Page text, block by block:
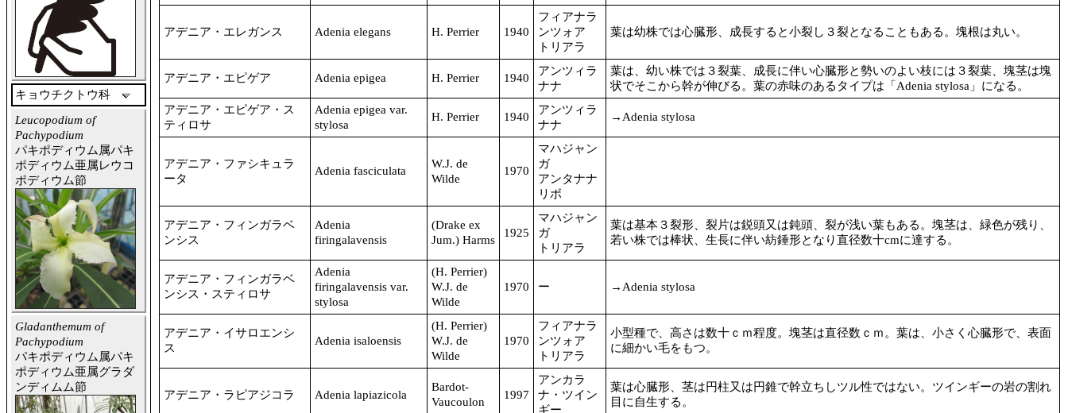
キョウチクトウ科
Leucopodium of
Pachypodium
パキポディウム属パキ
ポディウム亜属レウコ
ポディウム節
Gladanthemum of
Pachypodium
パキポディウム属パキ
ポディウム亜属グラダ
ンディムム節
アデニア・エレガンス Adenia elegans H. Perrier 1940
フィアナラ
ンツォア
トリアラ
葉は幼株では心臓形、成長すると小裂し３裂となることもある。塊根は丸い。
アデニア・エピゲア Adenia epigea H. Perrier 1940
アンツィラ
ナナ
葉は、幼い株では３裂葉、成長に伴い心臓形と勢いのよい枝には３裂葉、塊茎は塊
状でそこから幹が伸びる。葉の赤味のあるタイプは「Adenia stylosa」になる。
アデニア・エピゲア・ス
ティロサ
Adenia epigea var.
stylosa
H. Perrier 1940
アンツィラ
ナナ
→Adenia stylosa
アデニア・ファシキュラ
ータ
Adenia fasciculata
W.J. de
Wilde
1970
マハジャン
ガ
アンタナナ
リボ
アデニア・フィンガラベ
ンシス
Adenia
firingalavensis
(Drake ex
Jum.) Harms
1925
マハジャン
ガ
トリアラ
葉は基本３裂形、裂片は鋭頭又は鈍頭、裂が浅い葉もある。塊茎は、緑色が残り、
若い株では棒状、生長に伴い紡錘形となり直径数十cmに達する。
アデニア・フィンガラベ
ンシス・スティロサ
Adenia
firingalavensis var.
stylosa
(H. Perrier)
W.J. de
Wilde
1970 ー →Adenia stylosa
アデニア・イサロエンシ
ス
Adenia isaloensis
(H. Perrier)
W.J. de
Wilde
1970
フィアナラ
ンツォア
トリアラ
小型種で、高さは数十ｃｍ程度。塊茎は直径数ｃｍ。葉は、小さく心臓形で、表面
に細かい毛をもつ。
アデニア・ラピアジコラ Adenia lapiazicola
Bardot-
Vaucoulon
1997
アンカラ
ナ・ツイン
ギー
葉は心臓形、茎は円柱又は円錐で幹立ちしツル性ではない。ツインギーの岩の割れ
目に自生する。